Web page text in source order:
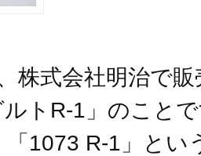
、株式会社明治で
ルトR-1」のこと
「1073 R-1」とい